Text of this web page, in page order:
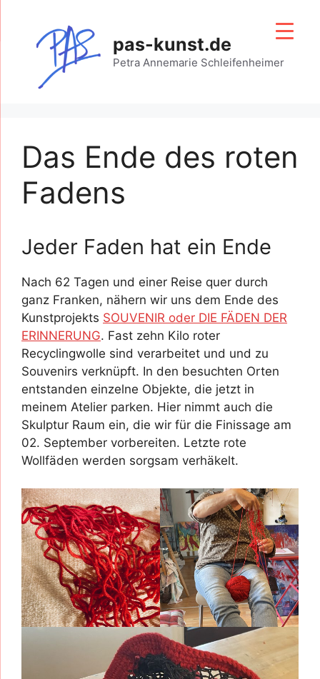
springen
pas-kunst.de
Petra Annemarie Schleifenheimer
Das Ende des roten
Fadens
Jeder Faden hat ein Ende
Nach 62 Tagen und einer Reise quer durch
ganz Franken, nähern wir uns dem Ende des
Kunstprojekts SOUVENIR oder DIE FÄDEN DER
ERINNERUNG. Fast zehn Kilo roter
Recyclingwolle sind verarbeitet und und zu
Souvenirs verknüpft. In den besuchten Orten
entstanden einzelne Objekte, die jetzt in
meinem Atelier parken. Hier nimmt auch die
Skulptur Raum ein, die wir für die Finissage am
02. September vorbereiten. Letzte rote
Wollfäden werden sorgsam verhäkelt.